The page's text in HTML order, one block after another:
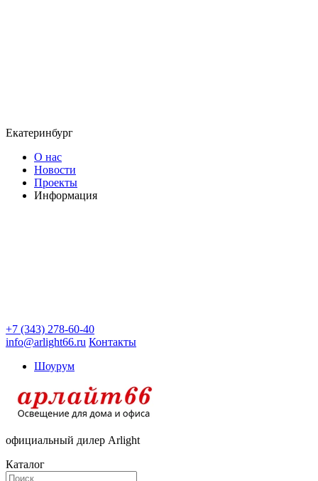
Екатеринбург
О нас
Новости
Проекты
Информация
+7 (343) 278-60-40
info@arlight66.ru Контакты
Шоурум
официальный дилер Arlight
Каталог